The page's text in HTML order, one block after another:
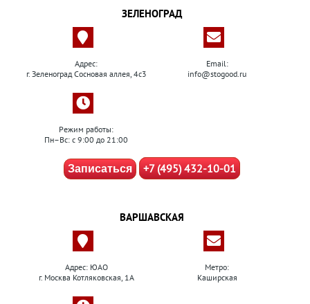
ЗЕЛЕНОГРАД
Адрес:
г. Зеленоград Сосновая аллея, 4с3
Email:
info@stogood.ru
Режим работы:
Пн–Вс: с 9:00 до 21:00
Записаться +7 (495) 432-10-01
ВАРШАВСКАЯ
Адрес: ЮАО
г. Москва Котляковская, 1А
Метро:
Каширская